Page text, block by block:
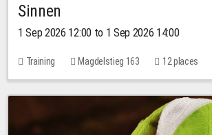
Sinnen
1 Sep 2026 12:00 to 1 Sep 2026 14:00
Training Magdelstieg 163 12 places